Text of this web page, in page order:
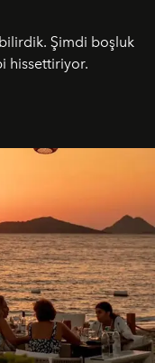
Şimdi boşluk
hissettiriyor.